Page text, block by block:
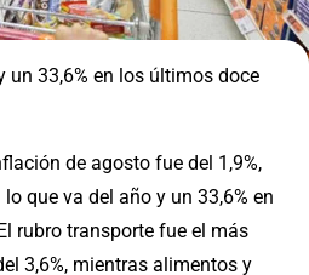
un 33,6% en los últimos doce
de agosto fue del 1,9%,
que va del año y un 33,6% en
rubro transporte fue el más
3,6%, mientras alimentos y